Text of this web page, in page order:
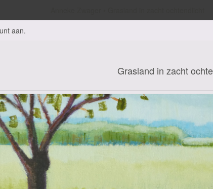
aan.
Grasland in zacht